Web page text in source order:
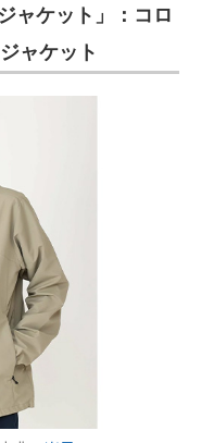
ャケット」：コロ
ャケット